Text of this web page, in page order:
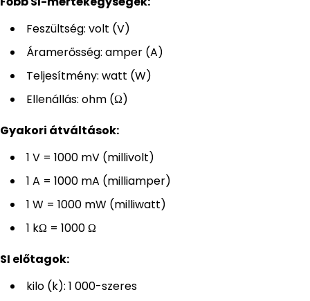
Feszültség: volt (V)
Áramerősség: amper (A)
Teljesítmény: watt (W)
Ellenállás: ohm (Ω)
Gyakori átváltások:
1 V = 1000 mV (millivolt)
1 A = 1000 mA (milliamper)
1 W = 1000 mW (milliwatt)
1 kΩ = 1000 Ω
SI előtagok:
kilo (k): 1 000-szeres